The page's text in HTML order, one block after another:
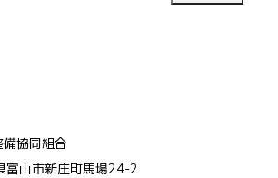
協同組合
山市新庄町馬場24-2